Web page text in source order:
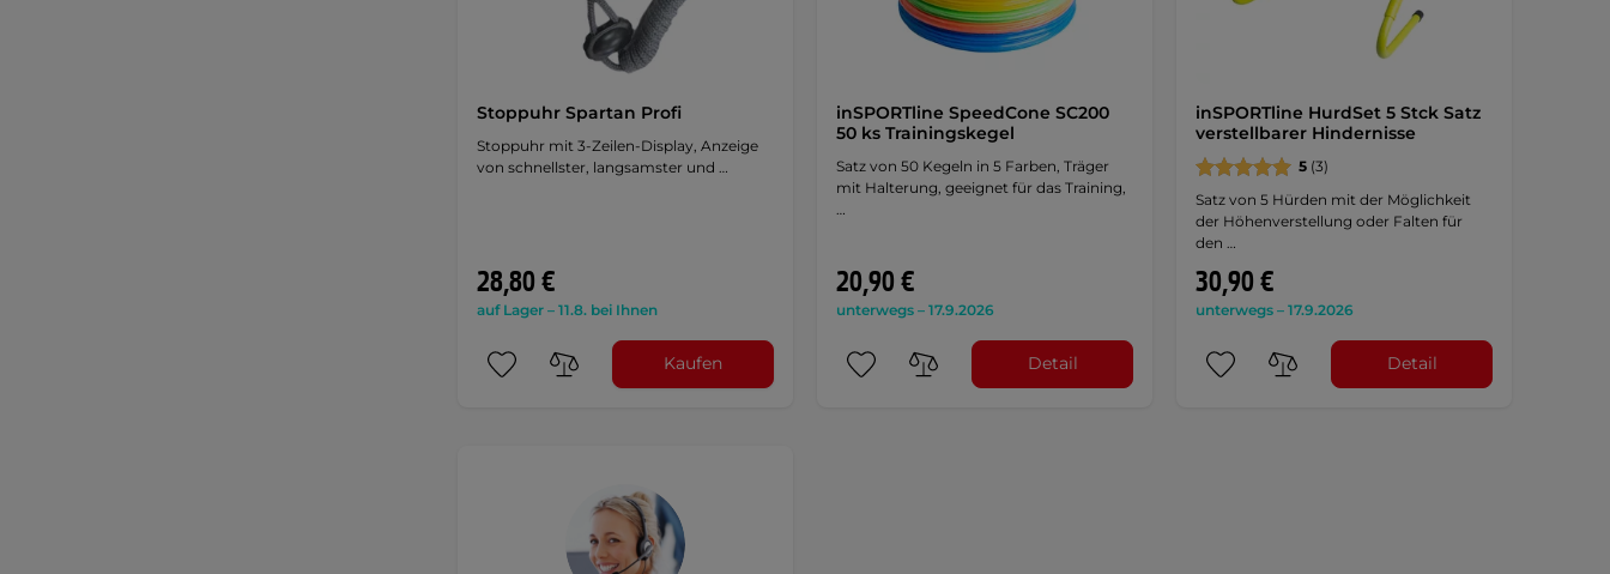
Stoppuhr Spartan Profi
Stoppuhr mit 3-Zeilen-Display, Anzeige
von schnellster, langsamster und …
28,80 €
auf Lager – 11.8. bei Ihnen
Kaufen
inSPORTline SpeedCone SC200
50 ks Trainingskegel
Satz von 50 Kegeln in 5 Farben, Träger
mit Halterung, geeignet für das Training,
20,90 €
unterwegs – 17.9.2026
Detail
inSPORTline HurdSet 5 Stck Satz
verstellbarer Hindernisse
5(3)
Satz von 5 Hürden mit der Möglichkeit
der Höhenverstellung oder Falten für
den …
30,90 €
unterwegs – 17.9.2026
Detail